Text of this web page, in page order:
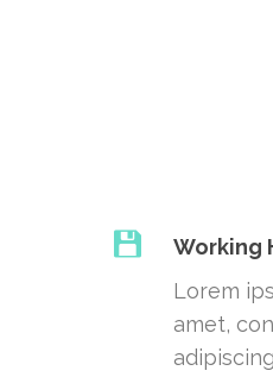
Working
Lorem
amet,